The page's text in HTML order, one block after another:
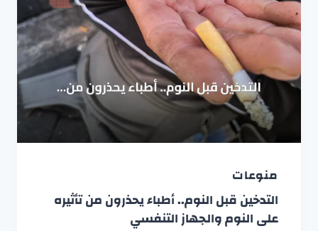
منوعات
التدخين قبل النوم.. أطباء يحذرون من تأثيره
على النوم والجهاز التنفسي